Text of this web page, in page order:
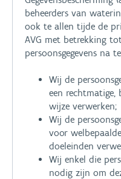
beheerders van
ook te allen tijde de
AVG met betrekking
persoonsgegevens na
Wij de
een
wijze verwerken;
Wij de
voor
doeleinden
Wij enkel die
nodig zijn om